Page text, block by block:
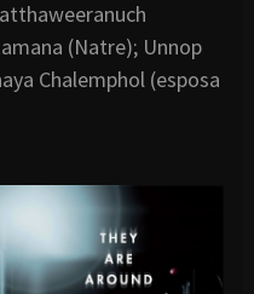
(Natre); Unnop
Chalemphol (esposa